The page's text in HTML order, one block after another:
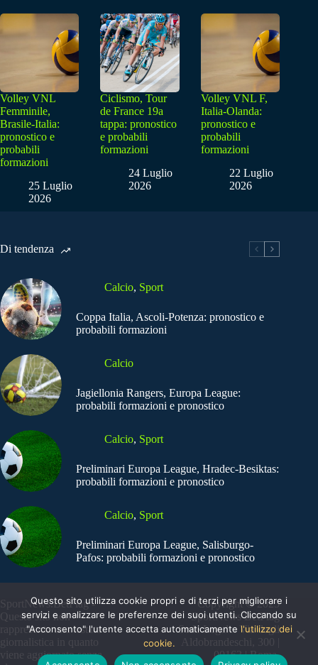
Volley VNL
Femminile,
Brasile-Italia:
pronostico e
probabili
formazioni
25 Luglio
2026
Ciclismo, Tour
de France 19a
tappa: pronostico
e probabili
formazioni
24 Luglio
2026
Volley VNL F,
Italia-Olanda:
pronostico e
probabili
formazioni
22 Luglio
2026
Di tendenza
Calcio, Sport
Coppa Italia, Ascoli-Potenza: pronostico e
probabili formazioni
Calcio
Jagiellonia Rangers, Europa League:
probabili formazioni e pronostico
Calcio, Sport
Preliminari Europa League, Hradec-Besiktas:
probabili formazioni e pronostico
Calcio, Sport
Preliminari Europa League, Salisburgo-
Pafos: probabili formazioni e pronostico
SportNews.BetFlag -
Questo sito non
rappresenta una testata
giornalistica in quanto
viene aggiornato senza
Copyright © 2025
SportNews BetFlag
Sede Legale: Via degli
Aldobrandeschi, 300 |
00163 | Roma
Questo sito utilizza cookie propri e di terzi per migliorare i
servizi e analizzare le preferenze dei suoi utenti. Cliccando su
"Acconsento" l'utente accetta automaticamente l'utilizzo dei
cookie.